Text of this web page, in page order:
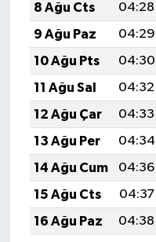
8 Ağu Cts
04:28
9 Ağu Paz
04:29
10 Ağu Pts
04:30
11 Ağu Sal
04:32
12 Ağu Çar
04:33
13 Ağu Per
04:34
14 Ağu Cum
04:36
15 Ağu Cts
04:37
16 Ağu Paz
04:38